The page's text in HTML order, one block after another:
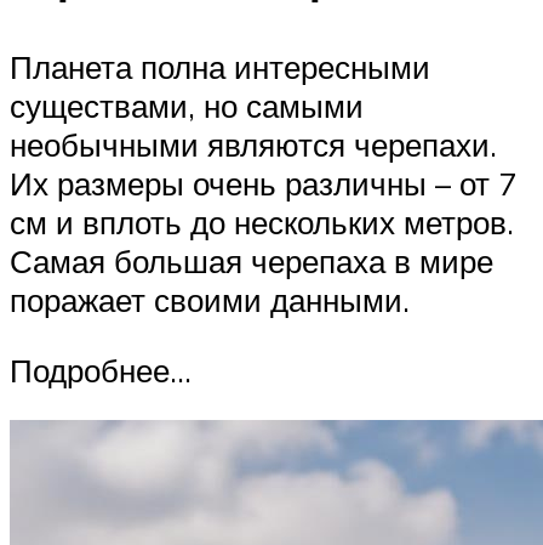
Планета полна интересными
существами, но самыми
необычными являются черепахи.
Их размеры очень различны – от 7
см и вплоть до нескольких метров.
Самая большая черепаха в мире
поражает своими данными.
Подробнее…